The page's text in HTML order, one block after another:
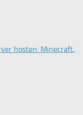
hosten: Minecraft,